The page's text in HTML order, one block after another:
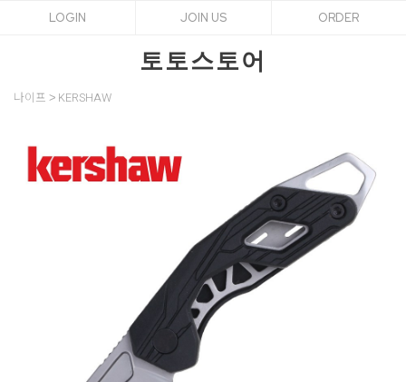
LOGIN JOIN US ORDER
토토스토어
나이프 KERSHAW